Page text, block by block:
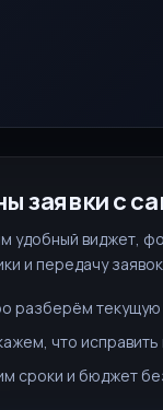
заявки с
удобный виджет,
и передачу заявок
разберём текущую
что
сроки и бюджет